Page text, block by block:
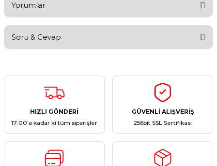
Yorumlar
Yorum Yaz
Soru & Cevap
Ürün hakkında henüz soru sorulmamış.
HIZLI GÖNDERİ
17:00’a kadar ki tüm siparişler
GÜVENLİ ALIŞVERİŞ
256bit SSL Sertifikası